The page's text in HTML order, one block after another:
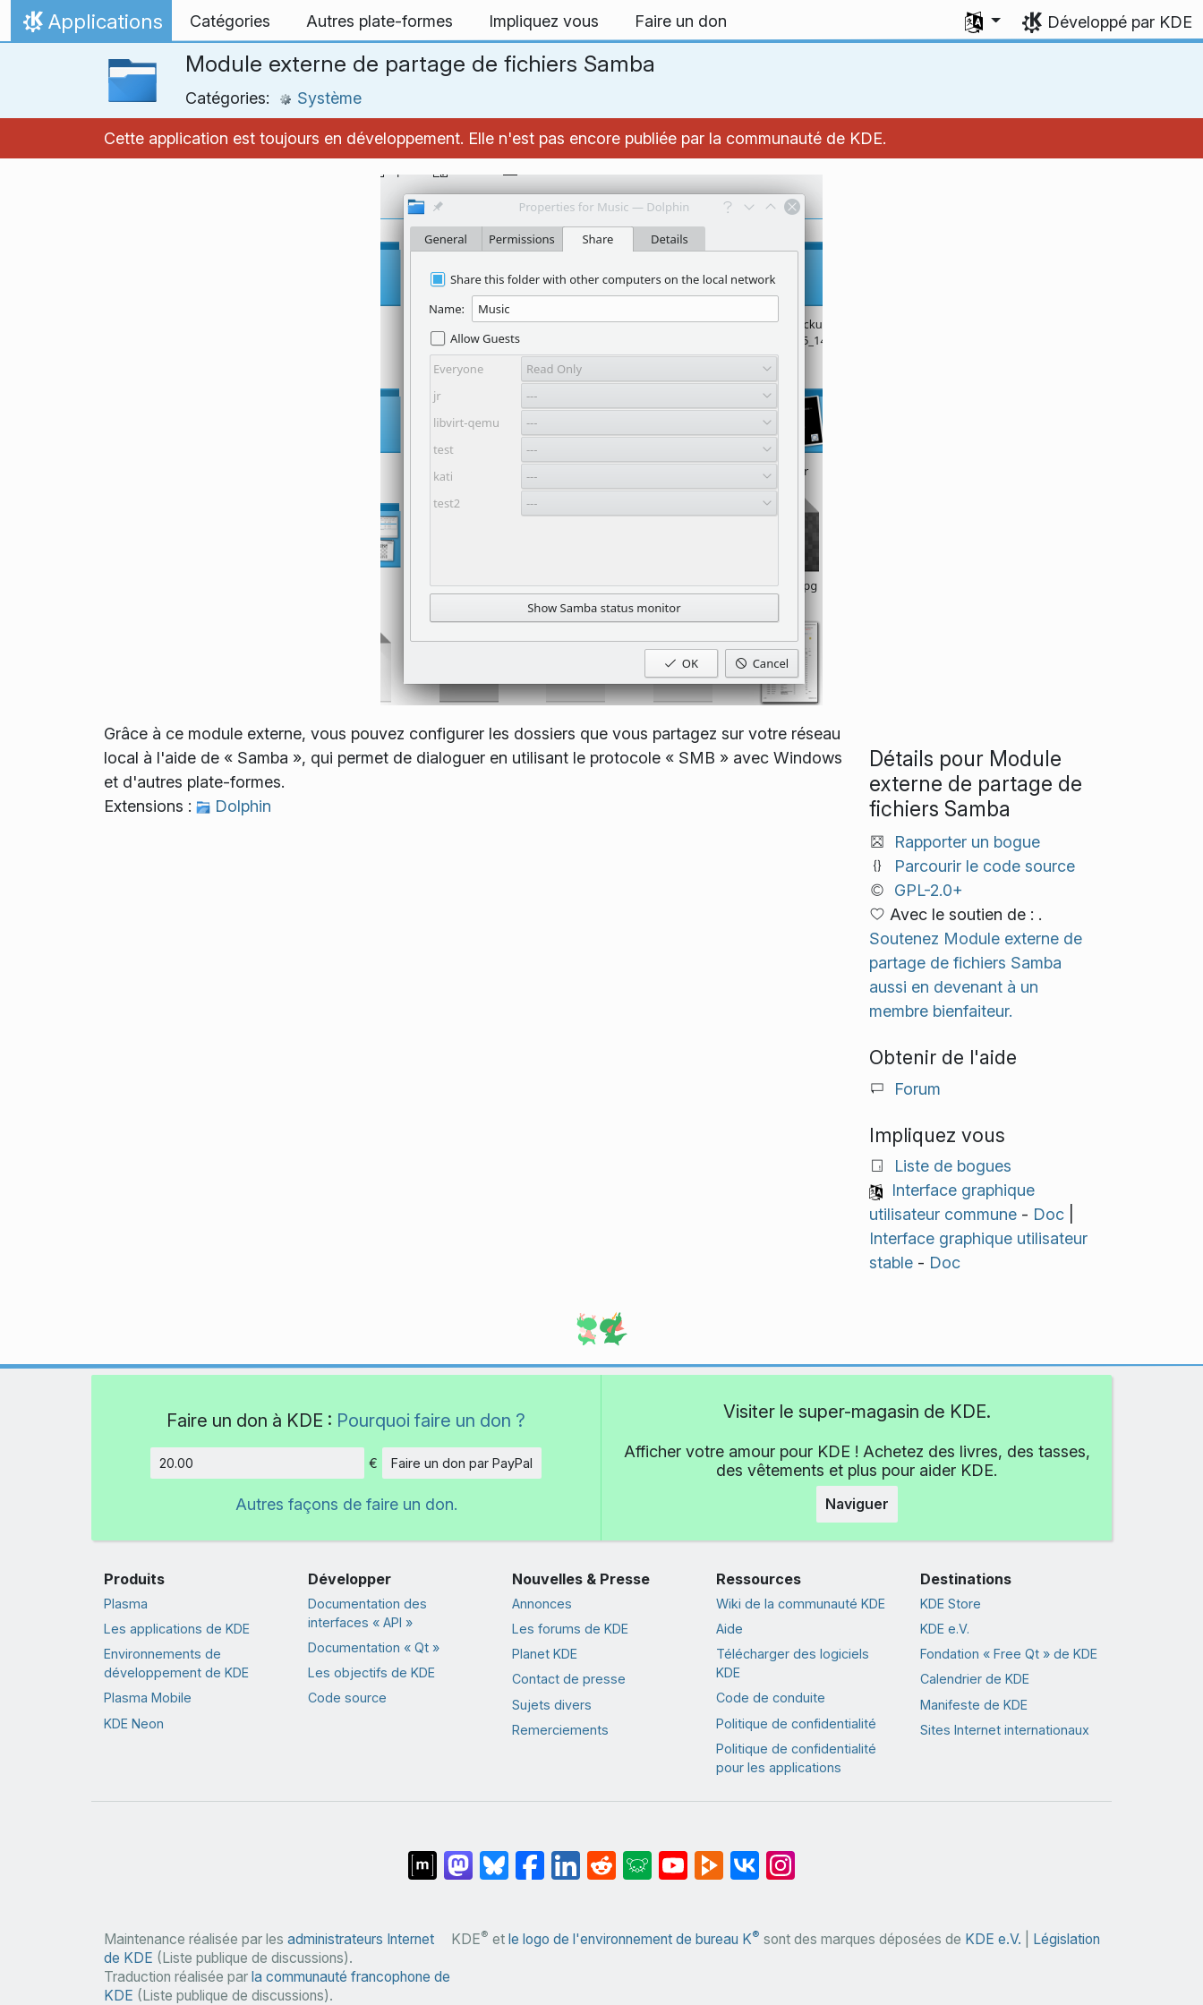
Aller directement au contenu
Accueil
Applications Catégories Autres plate-formes Impliquez vous Faire un don
Sélectionner votre langue
Développé par KDE
Module externe de partage de fichiers Samba
Catégories: Système
Cette application est toujours en développement. Elle n'est pas encore publiée par la communauté de KDE.
Grâce à ce module externe, vous pouvez configurer les dossiers que vous partagez sur votre réseau
local à l'aide de « Samba », qui permet de dialoguer en utilisant le protocole « SMB » avec Windows
et d'autres plate-formes.
Extensions :
Dolphin
Détails pour Module
externe de partage de
fichiers Samba
Rapporter un bogue
Parcourir le code source
GPL-2.0+
Avec le soutien de : .
Soutenez Module externe de
partage de fichiers Samba
aussi en devenant à un
membre bienfaiteur.
Obtenir de l'aide
Forum
Impliquez vous
Liste de bogues
Interface graphique
utilisateur commune- Doc|
Interface graphique utilisateur
stable- Doc
Faire un don à KDE : Pourquoi faire un don ?
Montant
€ Faire un don par PayPal
Autres façons de faire un don.
Visiter le super-magasin de KDE.
Afficher votre amour pour KDE ! Achetez des livres, des tasses,
des vêtements et plus pour aider KDE.
Naviguer
Produits
Plasma
Les applications de KDE
Environnements de
développement de KDE
Plasma Mobile
KDE Neon
Développer
Documentation des
interfaces « API »
Documentation « Qt »
Les objectifs de KDE
Code source
Nouvelles & Presse
Annonces
Les forums de KDE
Planet KDE
Contact de presse
Sujets divers
Remerciements
Ressources
Wiki de la communauté KDE
Aide
Télécharger des logiciels
KDE
Code de conduite
Politique de confidentialité
Politique de confidentialité
pour les applications
Destinations
KDE Store
KDE e.V.
Fondation « Free Qt » de KDE
Calendrier de KDE
Manifeste de KDE
Sites Internet internationaux
Maintenance réalisée par les administrateurs Internet
de KDE (Liste publique de discussions).
Traduction réalisée par la communauté francophone de
KDE (Liste publique de discussions).
KDE® et le logo de l'environnement de bureau K® sont des marques déposées de KDE e.V. Législation